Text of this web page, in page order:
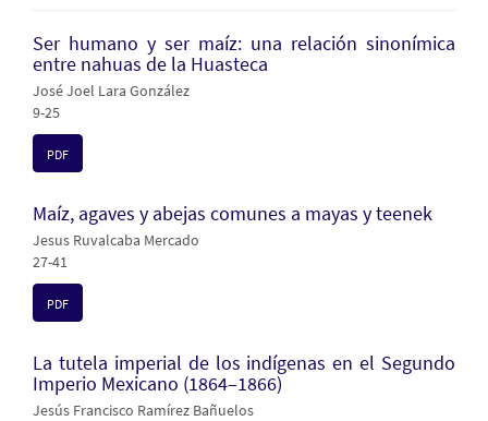
Ser humano y ser maíz: una relación sinonímica
entre nahuas de la Huasteca
José Joel Lara González
9-25
PDF
Maíz, agaves y abejas comunes a mayas y teenek
Jesus Ruvalcaba Mercado
27-41
PDF
La tutela imperial de los indígenas en el Segundo
Imperio Mexicano (1864–1866)
Jesús Francisco Ramírez Bañuelos